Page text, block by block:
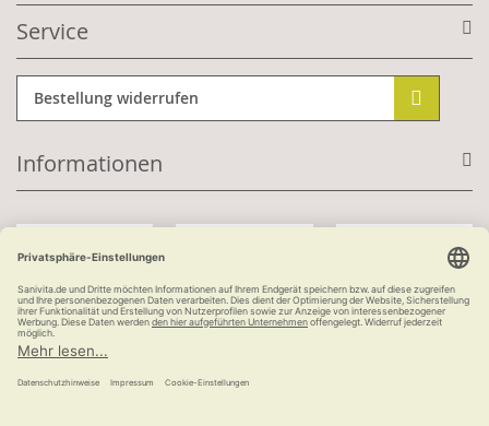
Service
Bestellung widerrufen
Informationen
Kauf auf Rechnung